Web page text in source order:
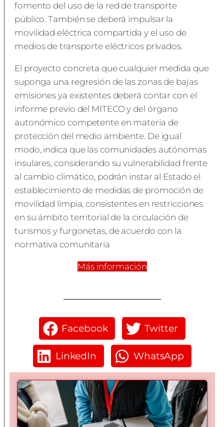
fomento del uso de la red de transporte
público. También se deberá impulsar la
movilidad eléctrica compartida y el uso de
medios de transporte eléctricos privados.
El proyecto concreta que cualquier medida que
suponga una regresión de las zonas de bajas
emisiones ya existentes deberá contar con el
informe previo del MITECO y del órgano
autonómico competente en materia de
protección del medio ambiente. De igual
modo, indica que las comunidades autónomas
insulares, considerando su vulnerabilidad frente
al cambio climático, podrán instar al Estado el
establecimiento de medidas de promoción de
movilidad limpia, consistentes en restricciones
en su ámbito territorial de la circulación de
turismos y furgonetas, de acuerdo con la
normativa comunitaria
Más información
Facebook Twitter
LinkedIn WhatsApp